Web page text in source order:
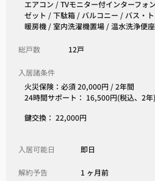
エアコン / TVモニター付インターフォ
ゼット / 下駄箱 / バルコニー / バス・
暖房機 / 室内洗濯機置場 / 温水洗浄便座
総戸数 12戸
入居諸条件
火災保険：必須 20,000円 / 2年間
24時間サポート： 16,500円(税込、2年)
鍵交換： 22,000円
入居可能日 即日
解約予告 1 ヶ月前